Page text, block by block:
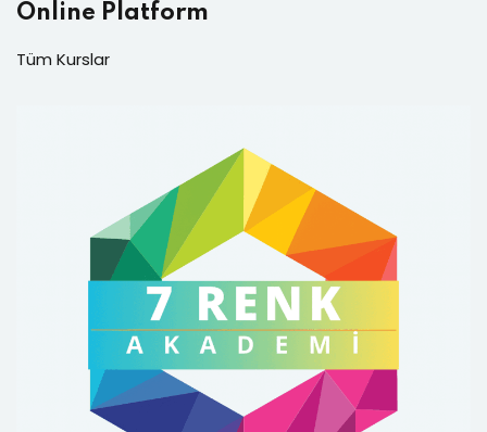
Online Platform
Tüm Kurslar